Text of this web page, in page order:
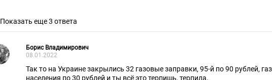
Показать еще 3 ответа
Борис Владимирович
08.01.2022
Так то на Украине закрылись 32 газовые заправки, 95-й по 90 рублей,
населения по 30 рублей и ты всё это терпишь, терпила.